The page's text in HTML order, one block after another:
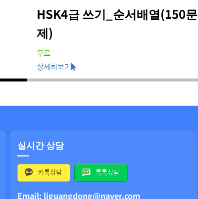
HSK4급 쓰기_순서배열(150문
제)
무료
상세히보기
실시간 상담
카톡상담 톡톡상담
Email: liguangdong@naver.com